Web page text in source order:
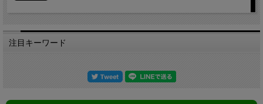
注目キーワード